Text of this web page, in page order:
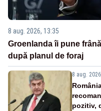
8 aug. 2026, 13:35
Groenlanda îi pune
după planul de foraj
8 aug.
pozitiv,